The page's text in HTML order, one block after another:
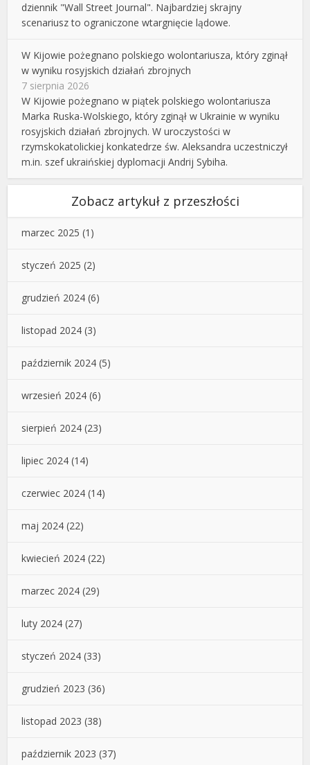
dziennik "Wall Street Journal". Najbardziej skrajny
scenariusz to ograniczone wtargnięcie lądowe.
W Kijowie pożegnano polskiego wolontariusza, który zginął
w wyniku rosyjskich działań zbrojnych
7 sierpnia 2026
W Kijowie pożegnano w piątek polskiego wolontariusza
Marka Ruska-Wolskiego, który zginął w Ukrainie w wyniku
rosyjskich działań zbrojnych. W uroczystości w
rzymskokatolickiej konkatedrze św. Aleksandra uczestniczył
m.in. szef ukraińskiej dyplomacji Andrij Sybiha.
Zobacz artykuł z przeszłości
marzec 2025 (1)
styczeń 2025 (2)
grudzień 2024 (6)
listopad 2024 (3)
październik 2024 (5)
wrzesień 2024 (6)
sierpień 2024 (23)
lipiec 2024 (14)
czerwiec 2024 (14)
maj 2024 (22)
kwiecień 2024 (22)
marzec 2024 (29)
luty 2024 (27)
styczeń 2024 (33)
grudzień 2023 (36)
listopad 2023 (38)
październik 2023 (37)